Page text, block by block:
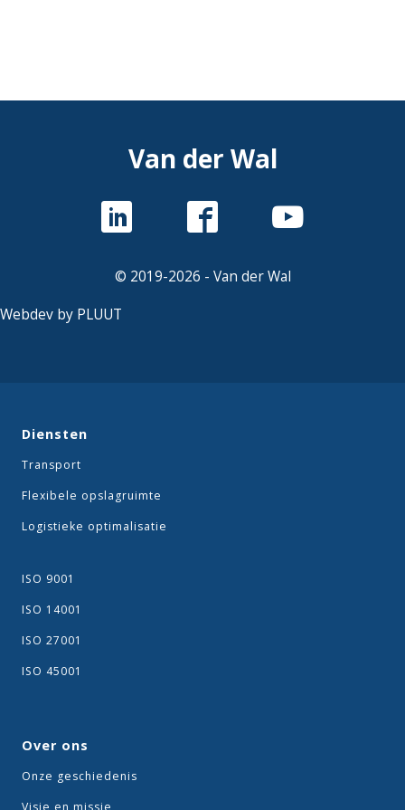
Van der Wal
© 2019-2026 - Van der Wal
Webdev by PLUUT
Diensten
Transport
Flexibele opslagruimte
Logistieke optimalisatie
ISO 9001
ISO 14001
ISO 27001
ISO 45001
Over ons
Onze geschiedenis
Visie en missie